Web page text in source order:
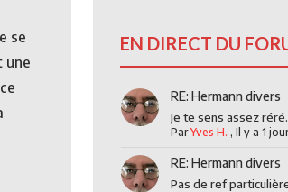
se
une
EN DIRECT DU
RE: Hermann divers
Je te sens assez réré.
ParYves H. , Il y a 1 jour
RE: Hermann divers
Pas de ref